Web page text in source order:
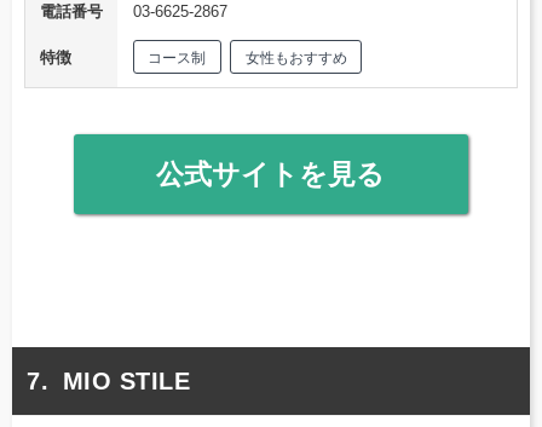
電話番号
03-6625-2867
特徴 コース制 女性もおすすめ
公式サイトを見る
MIO STILE